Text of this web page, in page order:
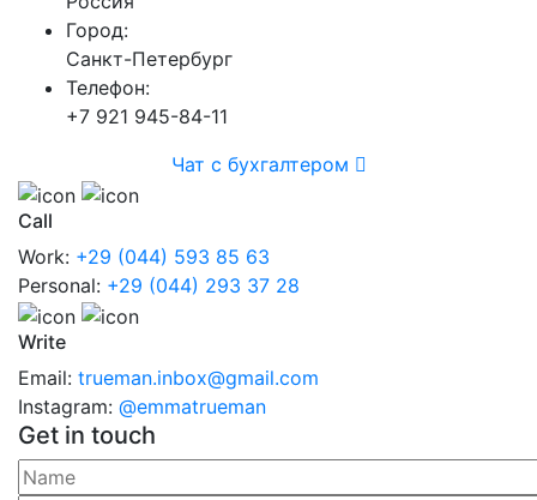
Город:
Санкт-Петербург
Телефон:
+7 921 945-84-11
Чат с бухгалтером
Call
Work: +29 (044) 593 85 63
Personal: +29 (044) 293 37 28
Write
Email: trueman.inbox@gmail.com
Instagram: @emmatrueman
Get in touch